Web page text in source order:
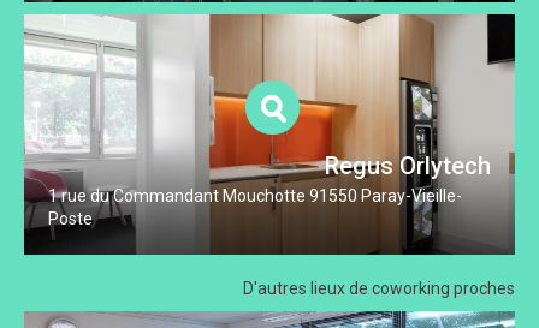
Regus Orlytech
1 rue du Commandant Mouchotte 91550 Paray-Vieille-
Poste
D'autres lieuxde coworking proches